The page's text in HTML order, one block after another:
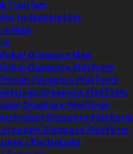
Tourism
to Newsletter
Map
Diaspora Map
Diaspora Platform
Diaspora Platform
Diaspora Platform
Diaspora Platform
Diaspora Platform
Diaspora Platform
/ Português